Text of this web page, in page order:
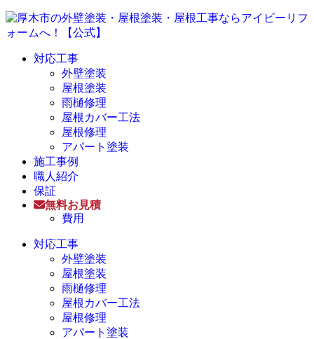
対応工事
外壁塗装
屋根塗装
雨樋修理
屋根カバー工法
屋根修理
アパート塗装
施工事例
職人紹介
保証
無料お見積
費用
対応工事
外壁塗装
屋根塗装
雨樋修理
屋根カバー工法
屋根修理
アパート塗装